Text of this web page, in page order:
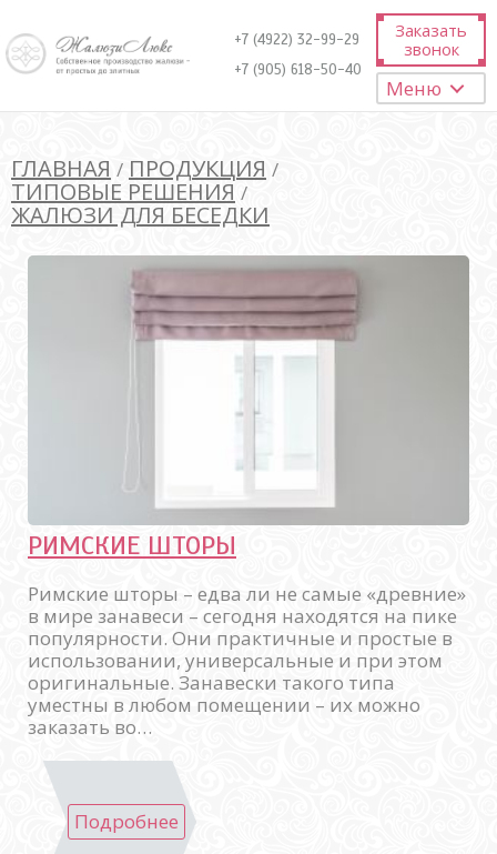
+7 (4922) 32-99-29
+7 (905) 618-50-40
Заказать
звонок
Меню
ГЛАВНАЯ / ПРОДУКЦИЯ /
ТИПОВЫЕ РЕШЕНИЯ /
ЖАЛЮЗИ ДЛЯ БЕСЕДКИ
РИМСКИЕ ШТОРЫ
Римские шторы – едва ли не самые «древние»
в мире занавеси – сегодня находятся на пике
популярности. Они практичные и простые в
использовании, универсальные и при этом
оригинальные. Занавески такого типа
уместны в любом помещении – их можно
заказать во…
Подробнее